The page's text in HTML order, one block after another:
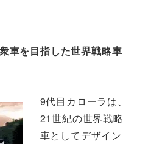
車を目指した世界戦略車
9代目カローラは、
21世紀の世界戦略
車としてデザイン